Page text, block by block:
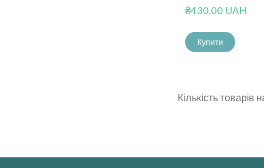
₴430,00 UAH
Купити
Кількість товарів